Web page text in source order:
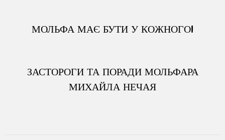
МОЛЬФА МАЄ БУТИ У КОЖНОГО!
ЗАСТОРОГИ ТА ПОРАДИ МОЛЬФАРА
МИХАЙЛА НЕЧАЯ